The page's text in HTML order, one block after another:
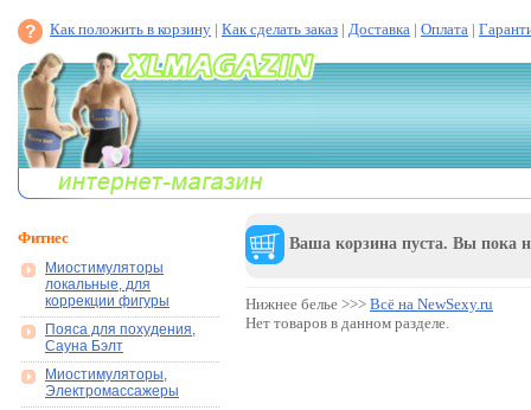
Как положить в корзину | Как сделать заказ | Доставка | Оплата |
Фитнес
Миостимуляторы
локальные, для
коррекции фигуры
Пояса для похудения,
Сауна Бэлт
Миостимуляторы,
Электромассажеры
Ваша корзина пуста. Вы пока
Нижнее белье >>> Всё на NewSexy.ru
Нет товаров в данном разделе.